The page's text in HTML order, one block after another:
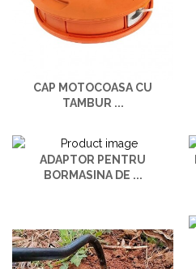
CAP MOTOCOASA CU
TAMBUR ...
ADAPTOR PENTRU
BORMASINA DE ...